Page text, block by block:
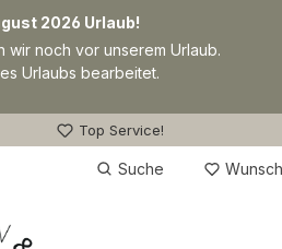
2026 Urlaub!
wir noch vor unserem Urlaub.
Urlaubs bearbeitet.
Top Service!
Suche